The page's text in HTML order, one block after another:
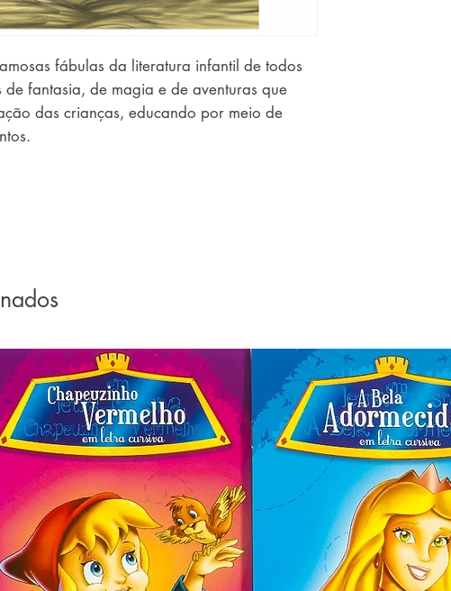
fábulas da literatura infantil de todos
de fantasia, de magia e de aventuras que
das crianças, educando por meio de